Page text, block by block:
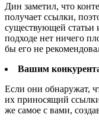
Дин заметил, что
получает ссылки,
существующей статьи
подходе нет ничего
бы его не
Вашим
Если они обнаружат,
их приносящий ссылки
же самое с вами,